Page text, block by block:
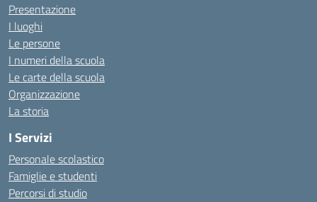
Presentazione
I luoghi
Le persone
I numeri della scuola
Le carte della scuola
Organizzazione
La storia
I Servizi
Personale scolastico
Famiglie e studenti
Percorsi di studio